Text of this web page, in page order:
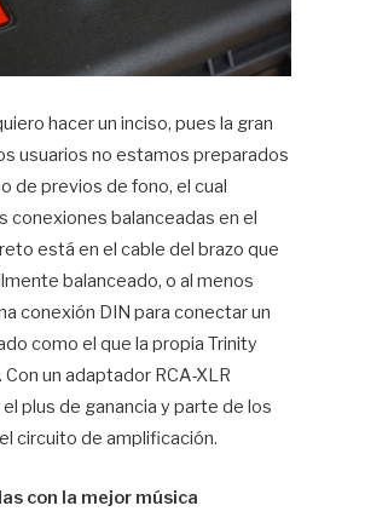
hacer un inciso, pues la gran
usuarios no estamos preparados
de previos de fono, el cual
conexiones balanceadas en el
está en el cable del brazo que
balanceado, o al menos
conexión DIN para conectar un
como el que la propia Trinity
un adaptador RCA-XLR
plus de ganancia y parte de los
circuito de amplificación.
con la mejor música